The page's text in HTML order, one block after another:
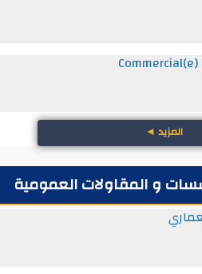
◄
و المقاولات العمومية